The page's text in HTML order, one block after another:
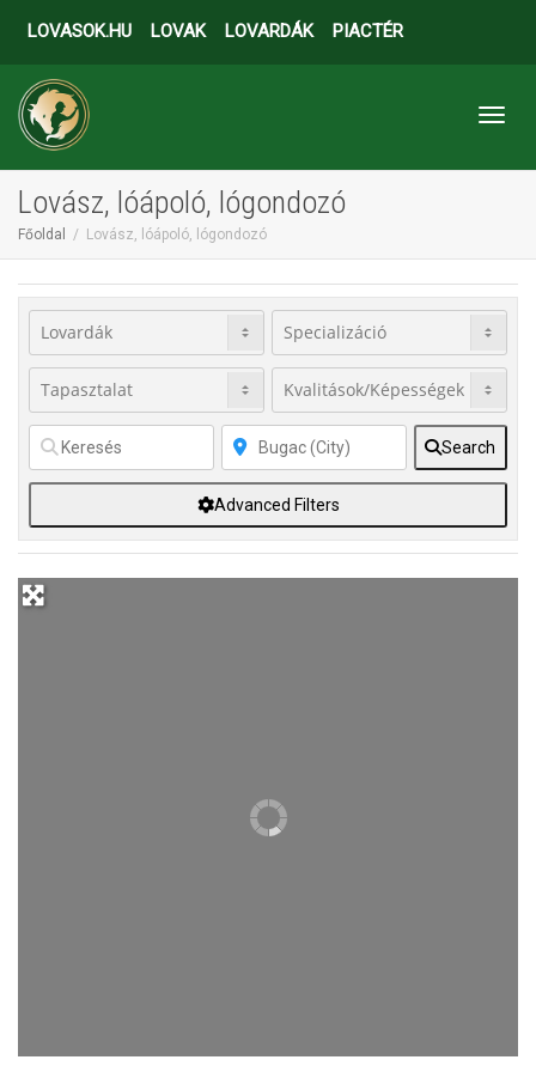
LOVASOK.HU LOVAK LOVARDÁK PIACTÉR
Lovász, lóápoló, lógondozó
Főoldal Lovász, lóápoló, lógondozó
Search
Advanced Filters